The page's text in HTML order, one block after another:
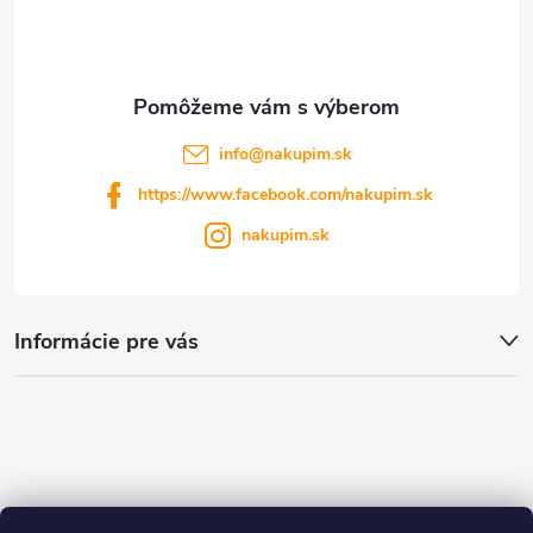
Informácie pre vás
info@nakupim.sk
https://www.facebook.com/nakupim.sk
nakupim.sk